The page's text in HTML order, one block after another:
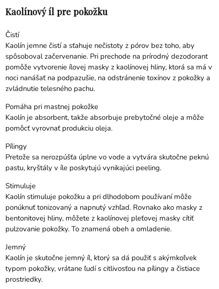
Kaolínový íl pre pokožku
Čistí
Kaolín jemne čistí a sťahuje nečistoty z pórov bez toho, aby
spôsoboval začervenanie. Pri prechode na prírodný dezodorant
pomôže vytvorenie ílovej masky z kaolínovej hliny, ktorá sa má v
noci nanášať na podpazušie, na odstránenie toxínov z pokožky a
zvládnutie telesného pachu.
Pomáha pri mastnej pokožke
Kaolín je absorbent, takže absorbuje prebytočné oleje a môže
pomôcť vyrovnať produkciu oleja.
Pílingy
Pretože sa nerozpúšťa úplne vo vode a vytvára skutočne peknú
pastu, kryštály v íle poskytujú vynikajúci peeling.
Stimuluje
Kaolín stimuluje pokožku a pri dlhodobom používaní môže
ponúknuť tonizovaný a napnutý vzhľad. Rovnako ako masky z
bentonitovej hliny, môžete z kaolínovej pleťovej masky cítiť
pulzovanie pokožky. To znamená obeh a omladenie.
Jemný
Kaolín je skutočne jemný íl, ktorý sa dá použiť s akýmkoľvek
typom pokožky, vrátane ľudí s citlivosťou na pílingy a čistiace
prostriedky.